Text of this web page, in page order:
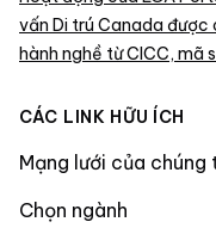
vấn Di trú Canada được
hành nghề từ CICC, mã
CÁC LINK HỮU ÍCH
Mạng lưới của chúng
Chọn ngành